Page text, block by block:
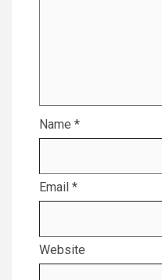
Name *
Email *
Website